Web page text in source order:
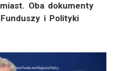
Oba dokumenty
i Polityki